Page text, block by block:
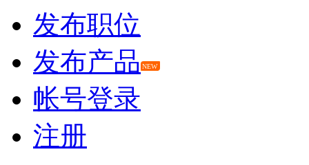
发布职位
发布产品 NEW
帐号登录
注册